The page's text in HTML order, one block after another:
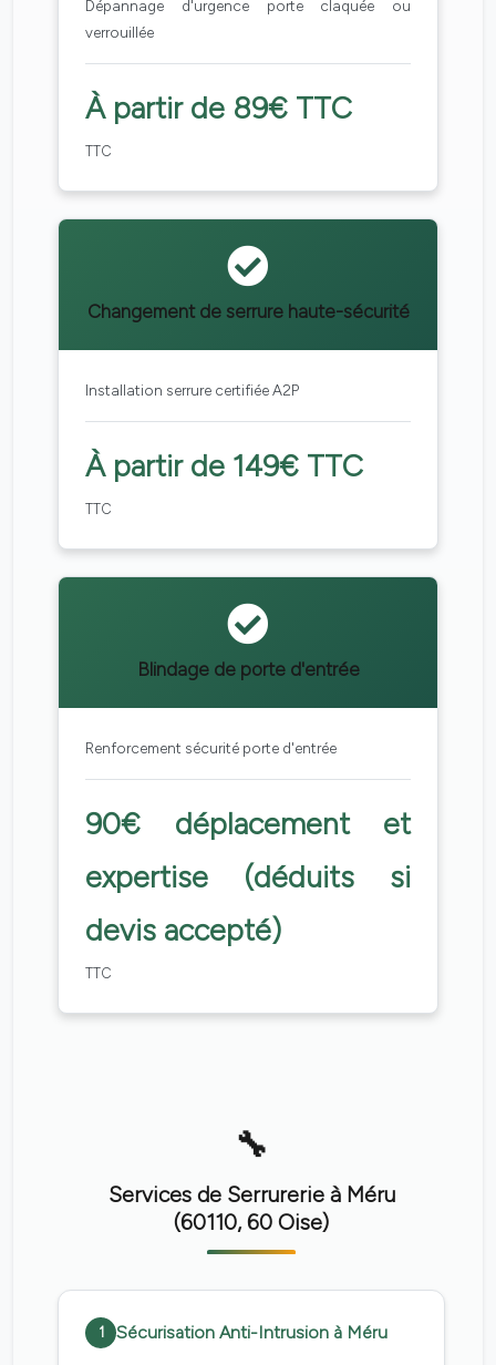
Dépannage d'urgence porte claquée ou
verrouillée
À partir de 89€ TTC
TTC
Changement de serrure haute-sécurité
Installation serrure certifiée A2P
À partir de 149€ TTC
TTC
Blindage de porte d'entrée
Renforcement sécurité porte d'entrée
90€ déplacement et
expertise (déduits si
devis accepté)
TTC
Services de Serrurerie à Méru
(60110, 60 Oise)
1 Sécurisation Anti-Intrusion à Méru